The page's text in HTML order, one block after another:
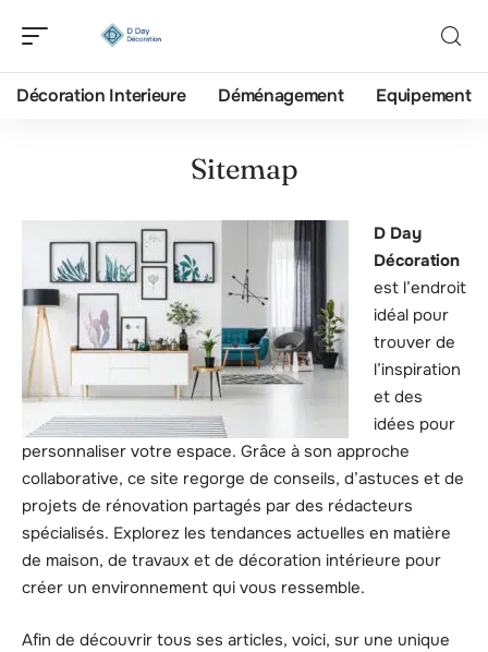
Décoration Interieure Déménagement Equipement
Sitemap
D Day
Décoration
est l’endroit
idéal pour
trouver de
l’inspiration
et des
idées pour
personnaliser votre espace. Grâce à son approche
collaborative, ce site regorge de conseils, d’astuces et de
projets de rénovation partagés par des rédacteurs
spécialisés. Explorez les tendances actuelles en matière
de maison, de travaux et de décoration intérieure pour
créer un environnement qui vous ressemble.
Afin de découvrir tous ses articles, voici, sur une unique